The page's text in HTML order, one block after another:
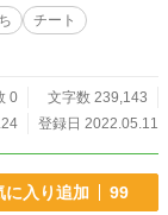
者を逆恨みして、復
チート
0
文字数 239,143
登録日 2022.05.11
に入り追加 99